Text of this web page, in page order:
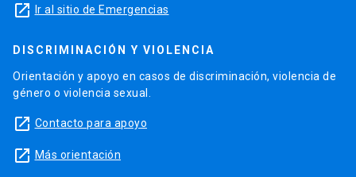
launch Ir al sitio de Emergencias
DISCRIMINACIÓN Y VIOLENCIA
Orientación y apoyo en casos de discriminación, violencia de
género o violencia sexual.
launch Contacto para apoyo
launch Más orientación